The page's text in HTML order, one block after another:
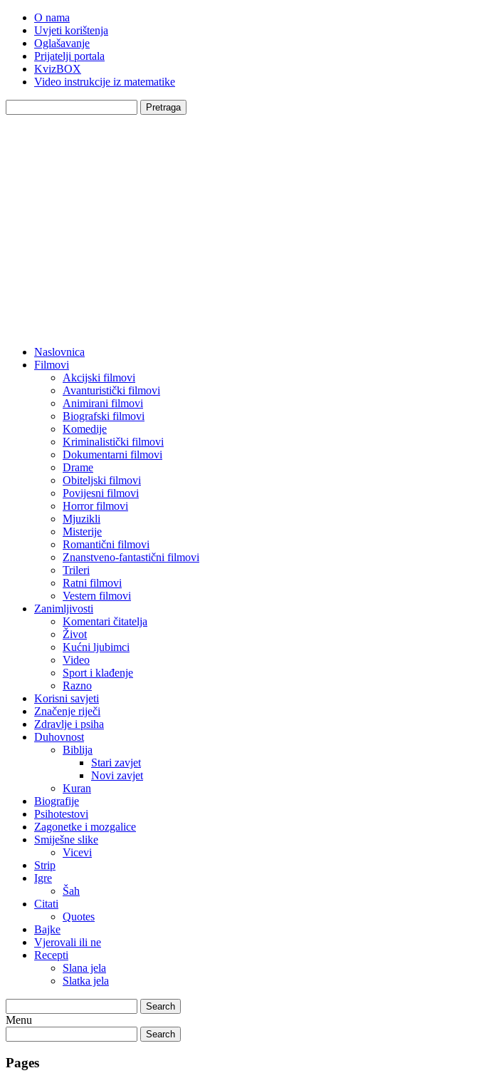
O nama
Uvjeti korištenja
Oglašavanje
Prijatelji portala
KvizBOX
Video instrukcije iz matematike
Pretraga
Naslovnica
Filmovi
Akcijski filmovi
Avanturistički filmovi
Animirani filmovi
Biografski filmovi
Komedije
Kriminalistički filmovi
Dokumentarni filmovi
Drame
Obiteljski filmovi
Povijesni filmovi
Horror filmovi
Mjuzikli
Misterije
Romantični filmovi
Znanstveno-fantastični filmovi
Trileri
Ratni filmovi
Vestern filmovi
Zanimljivosti
Komentari čitatelja
Život
Kućni ljubimci
Video
Sport i klađenje
Razno
Korisni savjeti
Značenje riječi
Zdravlje i psiha
Duhovnost
Biblija
Stari zavjet
Novi zavjet
Kuran
Biografije
Psihotestovi
Zagonetke i mozgalice
Smiješne slike
Vicevi
Strip
Igre
Šah
Citati
Quotes
Bajke
Vjerovali ili ne
Recepti
Slana jela
Slatka jela
Search
Menu
Search
Pages